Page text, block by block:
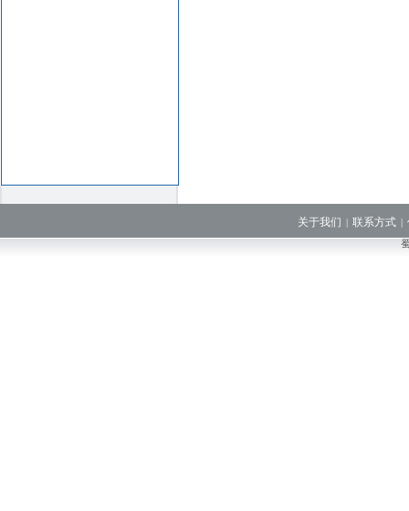
关于我们 | 联系方式 |